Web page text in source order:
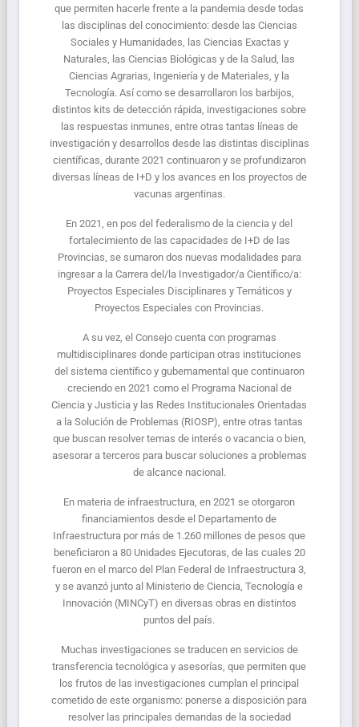
que permiten hacerle frente a la pandemia desde todas
las disciplinas del conocimiento: desde las Ciencias
Sociales y Humanidades, las Ciencias Exactas y
Naturales, las Ciencias Biológicas y de la Salud, las
Ciencias Agrarias, Ingeniería y de Materiales, y la
Tecnología. Así como se desarrollaron los barbijos,
distintos kits de detección rápida, investigaciones sobre
las respuestas inmunes, entre otras tantas líneas de
investigación y desarrollos desde las distintas disciplinas
científicas, durante 2021 continuaron y se profundizaron
diversas líneas de I+D y los avances en los proyectos de
vacunas argentinas.
En 2021, en pos del federalismo de la ciencia y del
fortalecimiento de las capacidades de I+D de las
Provincias, se sumaron dos nuevas modalidades para
ingresar a la Carrera del/la Investigador/a Científico/a:
Proyectos Especiales Disciplinares y Temáticos y
Proyectos Especiales con Provincias.
A su vez, el Consejo cuenta con programas
multidisciplinares donde participan otras instituciones
del sistema científico y gubernamental que continuaron
creciendo en 2021 como el Programa Nacional de
Ciencia y Justicia y las Redes Institucionales Orientadas
a la Solución de Problemas (RIOSP), entre otras tantas
que buscan resolver temas de interés o vacancia o bien,
asesorar a terceros para buscar soluciones a problemas
de alcance nacional.
En materia de infraestructura, en 2021 se otorgaron
financiamientos desde el Departamento de
Infraestructura por más de 1.260 millones de pesos que
beneficiaron a 80 Unidades Ejecutoras, de las cuales 20
fueron en el marco del Plan Federal de Infraestructura 3,
y se avanzó junto al Ministerio de Ciencia, Tecnología e
Innovación (MINCyT) en diversas obras en distintos
puntos del país.
Muchas investigaciones se traducen en servicios de
transferencia tecnológica y asesorías, que permiten que
los frutos de las investigaciones cumplan el principal
cometido de este organismo: ponerse a disposición para
resolver las principales demandas de la sociedad